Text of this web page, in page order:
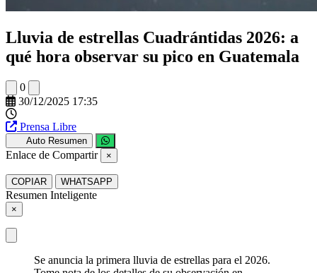
Lluvia de estrellas Cuadrántidas 2026: a
qué hora observar su pico en Guatemala
0
30/12/2025 17:35
Prensa Libre
Auto Resumen
Enlace de Compartir ×
COPIAR WHATSAPP
Resumen Inteligente
×
Se anuncia la primera lluvia de estrellas para el 2026.